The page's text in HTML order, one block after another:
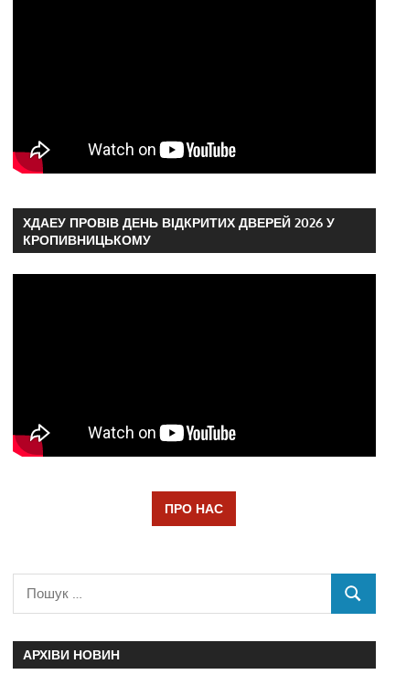
ХДАЕУ ПРОВІВ ДЕНЬ ВІДКРИТИХ ДВЕРЕЙ 2026 У
КРОПИВНИЦЬКОМУ
ПРО НАС
АРХІВИ НОВИН